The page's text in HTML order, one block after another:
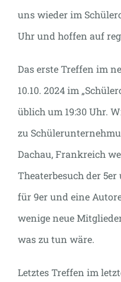
uns wieder im
Uhr und hoffen auf
Das erste Treffen im
10.10. 2024 im
üblich um 19:30 Uhr.
zu
Dachau, Frankreich
Theaterbesuch der
für 9er und eine
wenige neue
was zu tun wäre.
Letztes Treffen im